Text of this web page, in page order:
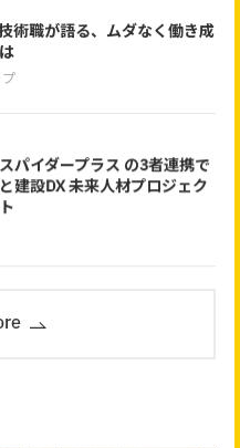
術職が語る、ムダなく働き成
プ
パイダープラス の3者連携で
建設DX 未来人材プロジェク